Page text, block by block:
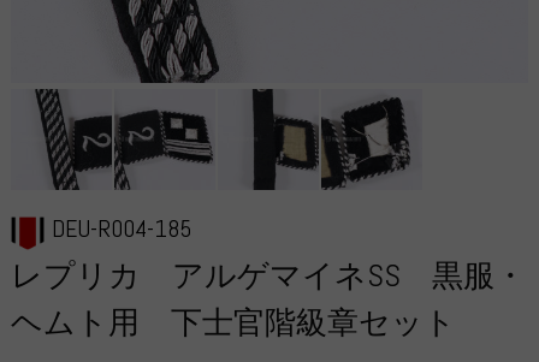
DEU-R004-185
レプリカ アルゲマイネSS 黒服・
ヘムト用 下士官階級章セット